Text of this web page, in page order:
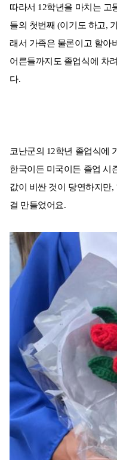
따라서 12학년을 마치는 고
들의 첫번째 (이기도 하고,
래서 가족은 물론이고 할아
어른들까지도 졸업식에 차
다.
코난군의 12학년 졸업식에
한국이든 미국이든 졸업 시
값이 비싼 것이 당연하지만
걸 만들었어요.